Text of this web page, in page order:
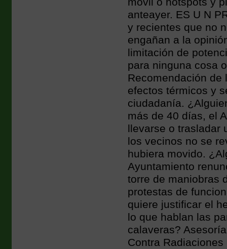
anteayer. ES U N
y recientes que no
engañan a la
limitación de
para ninguna cosa
Recomendación de
efectos térmicos y
ciudadanía.
más de 40 días, el
llevarse o trasladar
los vecinos no se
hubiera movido.
Ayuntamiento
torre de maniobras
protestas de
quiere justificar el
lo que hablan las
calaveras?
Contra